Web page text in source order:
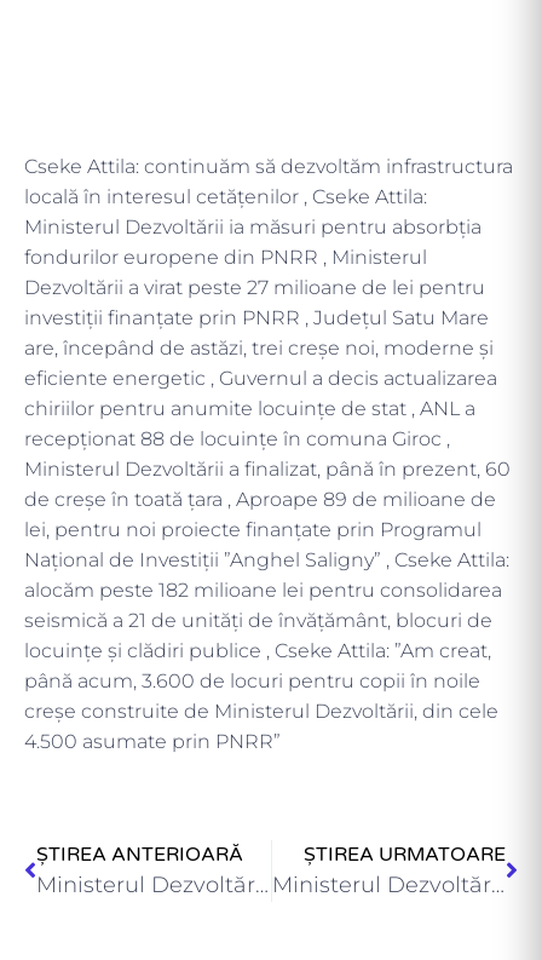
Cseke Attila: continuăm să dezvoltăm infrastructura
locală în interesul cetățenilor , Cseke Attila:
Ministerul Dezvoltării ia măsuri pentru absorbția
fondurilor europene din PNRR , Ministerul
Dezvoltării a virat peste 27 milioane de lei pentru
investiții finanțate prin PNRR , Județul Satu Mare
are, începând de astăzi, trei creșe noi, moderne și
eficiente energetic , Guvernul a decis actualizarea
chiriilor pentru anumite locuințe de stat , ANL a
recepţionat 88 de locuinţe în comuna Giroc ,
Ministerul Dezvoltării a finalizat, până în prezent, 60
de creșe în toată țara , Aproape 89 de milioane de
lei, pentru noi proiecte finanțate prin Programul
Național de Investiții ”Anghel Saligny” , Cseke Attila:
alocăm peste 182 milioane lei pentru consolidarea
seismică a 21 de unități de învățământ, blocuri de
locuințe și clădiri publice , Cseke Attila: ”Am creat,
până acum, 3.600 de locuri pentru copii în noile
creșe construite de Ministerul Dezvoltării, din cele
4.500 asumate prin PNRR”
ȘTIREA ANTERIOARĂ
Ministerul Dezvoltării a decontat peste 75 de milioane de lei…
ȘTIREA URMATOARE
Ministerul Dezvoltării a decontat peste 76 de milioane de lei…